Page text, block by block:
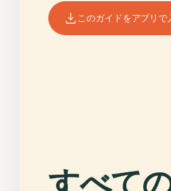
このガイドをアプリで
すべて